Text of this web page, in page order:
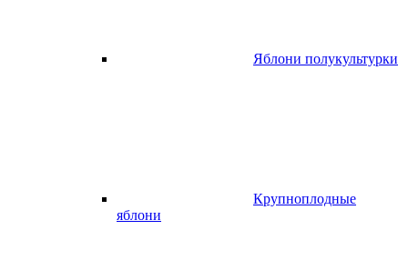
Яблони полукультурки
Крупноплодные
яблони